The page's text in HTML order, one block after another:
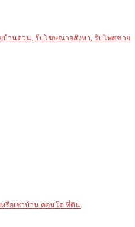
านด่วน, รับโฆษณาอสังหา, รับโพสขาย
รือเช่าบ้าน คอนโด ที่ดิน